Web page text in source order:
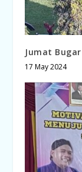
Jumat Bugar
17 May 2024